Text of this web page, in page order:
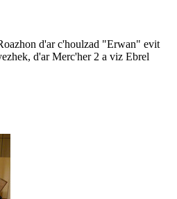
d'ar c'houlzad "Erwan" evit
d'ar Merc'her 2 a viz Ebrel